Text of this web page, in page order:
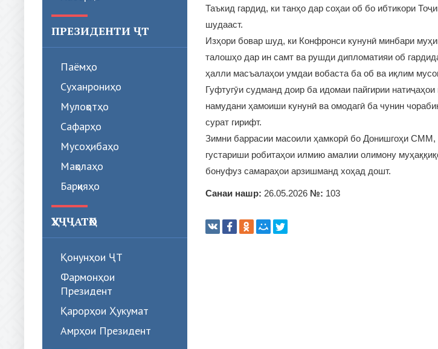
ПРЕЗИДЕНТИ ҶТ
Паёмҳо
Суханрониҳо
Мулоқотҳо
Сафарҳо
Мусоҳибаҳо
Мақолаҳо
Барқияҳо
ҲУҶҶАТҲО
Қонунҳои ҶТ
Фармонҳои
Президент
Қарорҳои Ҳукумат
Амрҳои Президент
Таъкид гардид, ки танҳо дар соҳаи об бо ибтикори
шудааст.
Изҳори бовар шуд, ки Конфронси кунунӣ минбари
талошҳо дар ин самт ва рушди дипломатияи об
ҳалли масъалаҳои умдаи вобаста ба об ва иқлим
Гуфтугӯи судманд доир ба идомаи пайгирии
намудани ҳамоиши кунунӣ ва омодагӣ ба чунин
сурат гирифт.
Зимни баррасии масоили ҳамкорӣ бо Донишгоҳи СММ,
густариши робитаҳои илмию амалии олимону
бонуфуз самараҳои арзишманд хоҳад дошт.
Санаи нашр: 26.05.2026 №: 103